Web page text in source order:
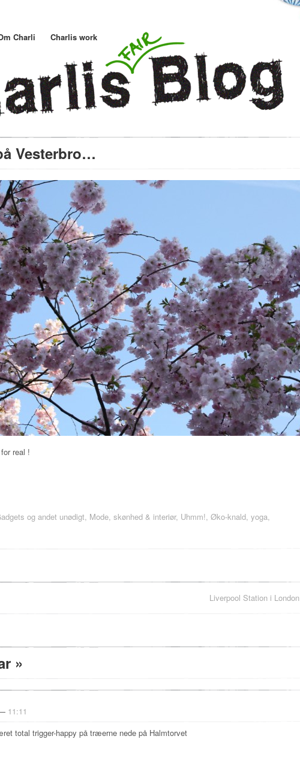
Charli Charlis work
Vesterbro…
real !
og andet unødigt, Mode, skønhed & interiør, Uhmm!, Øko-knald, yoga,
Liverpool Station i London
»
11:11
total trigger-happy på træerne nede på Halmtorvet